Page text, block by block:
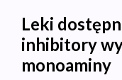
Leki
inhibitory
monoaminy